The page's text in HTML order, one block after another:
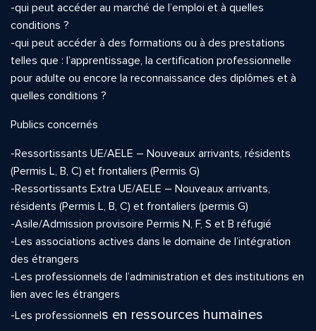
-qui peut accéder au marché de l’emploi et à quelles
conditions ?
-qui peut accéder à des formations ou à des prestations
telles que : l’apprentissage, la certification professionnelle
pour adulte ou encore la reconnaissance des diplômes et à
quelles conditions ?
Publics concernés
-Ressortissants UE/AELE – Nouveaux arrivants, résidents
(Permis L, B, C) et frontaliers (Permis G)
-Ressortissants Extra UE/AELE – Nouveaux arrivants,
résidents (Permis L, B, C) et frontaliers (permis G)
-Asile/Admission provisoire Permis N, F, S et B réfugié
-Les associations actives dans le domaine de l’intégration
des étrangers
-Les professionnels de l’administration et des institutions en
lien avec les étrangers
-Les professionnels en ressources humaines